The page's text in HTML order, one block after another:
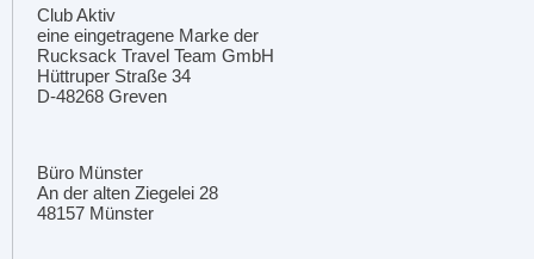
Club Aktiv
eine eingetragene Marke der
Rucksack Travel Team GmbH
Hüttruper Straße 34
D-48268 Greven
Büro Münster
An der alten Ziegelei 28
48157 Münster